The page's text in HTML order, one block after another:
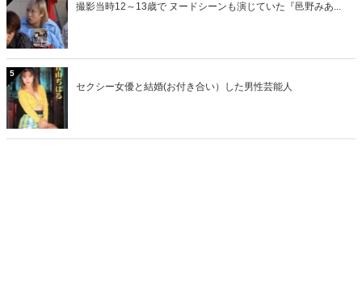
撮影当時12～13歳で ヌードシーンも演じていた『邑野みあ...
5
セクシー女優と結婚(お付き合い）した男性芸能人